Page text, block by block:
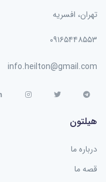
تهران، افسریه
۰۹۱۶۵۴۴۸۵۵۳
info.heilton@gmail.com
هیلتون
درباره ما
قصه ما